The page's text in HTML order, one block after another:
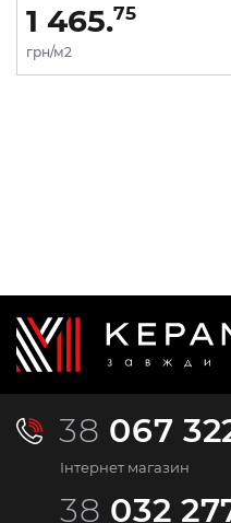
1 465.75
грн/м2
38 067
Інтернет магазин
38 032